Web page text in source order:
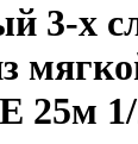
3-х
25м